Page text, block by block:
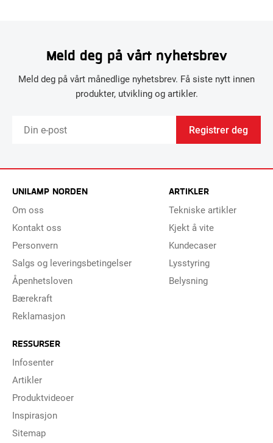
Meld deg på vårt nyhetsbrev
Meld deg på vårt månedlige nyhetsbrev. Få siste nytt innen
produkter, utvikling og artikler.
Registrer deg
UNILAMP NORDEN
Om oss
Kontakt oss
Personvern
Salgs og leveringsbetingelser
Åpenhetsloven
Bærekraft
Reklamasjon
ARTIKLER
Tekniske artikler
Kjekt å vite
Kundecaser
Lysstyring
Belysning
RESSURSER
Infosenter
Artikler
Produktvideoer
Inspirasjon
Sitemap